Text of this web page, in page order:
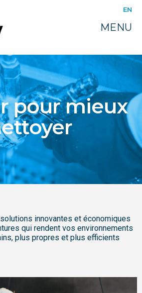
EN
MENU
pour mieux
innovantes et économiques
qui rendent vos environnements
plus propres et plus efficients